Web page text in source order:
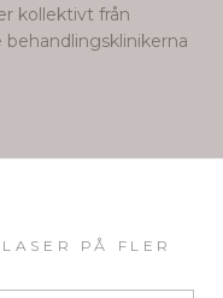
kollektivt från
PÅ FLER